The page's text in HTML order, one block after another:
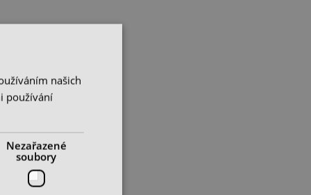
našich
používání
Nezařazené
soubory